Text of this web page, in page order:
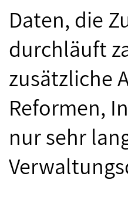
Daten, die
durchläuft
zusätzliche
Reformen,
nur sehr